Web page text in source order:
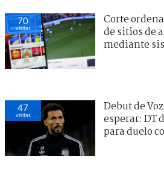
70
visitas
Corte
de sitios de
mediante
47
visitas
Debut de
esperar: DT
para duelo